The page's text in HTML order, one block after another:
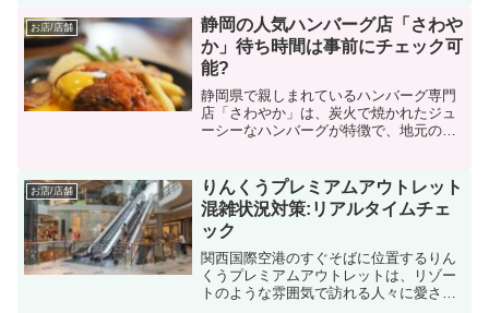
ルって普通のイオンと違うの？」そんな
疑問をお持ちの方でも、読...
お店/店舗
静岡の人気ハンバーグ店「さわや
か」待ち時間は事前にチェック可
能?
静岡県で親しまれているハンバーグ専門
店「さわやか」は、炭火で焼かれたジュ
ーシーなハンバーグが特徴で、地元の名
つも賑わっているようです。今回は、そ
んな「さわやか」の待ち時...
お店/店舗
りんくうプレミアムアウトレット
混雑状況対策:リアルタイムチェ
ック
関西国際空港のすぐそばに位置するりん
くうプレミアムアウトレットは、リゾー
トのような雰囲気で訪れる人々に愛され